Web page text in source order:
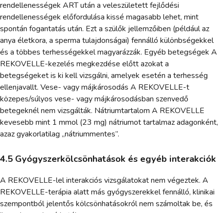
rendellenességek ART után a veleszületett fejlődési
rendellenességek előfordulása kissé magasabb lehet, mint
spontán fogantatás után. Ezt a szülők jellemzőiben (például az
anya életkora, a sperma tulajdonságai) fennálló különbségekkel
és a többes terhességekkel magyarázzák. Egyéb betegségek A
REKOVELLE-kezelés megkezdése előtt azokat a
betegségeket is ki kell vizsgálni, amelyek esetén a terhesség
ellenjavallt. Vese- vagy májkárosodás A REKOVELLE-t
közepes/súlyos vese- vagy májkárosodásban szenvedő
betegeknél nem vizsgálták. Nátriumtartalom A REKOVELLE
kevesebb mint 1 mmol (23 mg) nátriumot tartalmaz adagonként,
azaz gyakorlatilag „nátriummentes”.
4.5 Gyógyszerkölcsönhatások és egyéb interakciók
A REKOVELLE-lel interakciós vizsgálatokat nem végeztek. A
REKOVELLE-terápia alatt más gyógyszerekkel fennálló, klinikai
szempontból jelentős kölcsönhatásokról nem számoltak be, és